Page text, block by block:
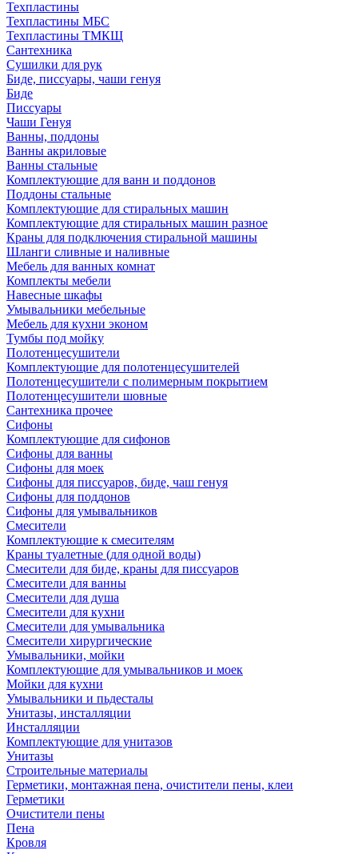
Техпластины
Техпластины МБС
Техпластины ТМКЩ
Сантехника
Сушилки для рук
Биде, писсуары, чаши генуя
Биде
Писсуары
Чаши Генуя
Ванны, поддоны
Ванны акриловые
Ванны стальные
Комплектующие для ванн и поддонов
Поддоны стальные
Комплектующие для стиральных машин
Комплектующие для стиральных машин разное
Краны для подключения стиральной машины
Шланги сливные и наливные
Мебель для ванных комнат
Комплекты мебели
Навесные шкафы
Умывальники мебельные
Мебель для кухни эконом
Тумбы под мойку
Полотенцесушители
Комплектующие для полотенцесушителей
Полотенцесушители с полимерным покрытием
Полотенцесушители шовные
Сантехника прочее
Сифоны
Комплектующие для сифонов
Сифоны для ванны
Сифоны для моек
Сифоны для писсуаров, биде, чаш генуя
Сифоны для поддонов
Сифоны для умывальников
Смесители
Комплектующие к смесителям
Краны туалетные (для одной воды)
Смесители для биде, краны для писсуаров
Смесители для ванны
Смесители для душа
Смесители для кухни
Смесители для умывальника
Смесители хирургические
Умывальники, мойки
Комплектующие для умывальников и моек
Мойки для кухни
Умывальники и пьдесталы
Унитазы, инсталляции
Инсталляции
Комплектующие для унитазов
Унитазы
Строительные материалы
Герметики, монтажная пена, очистители пены, клеи
Герметики
Очистители пены
Пена
Кровля